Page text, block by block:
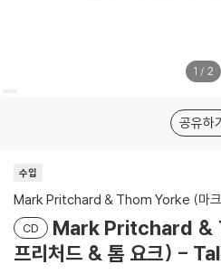
1 / 2
공유하
수입
CD
Mark Pritchard &
프리처드 & 톰 요크) -